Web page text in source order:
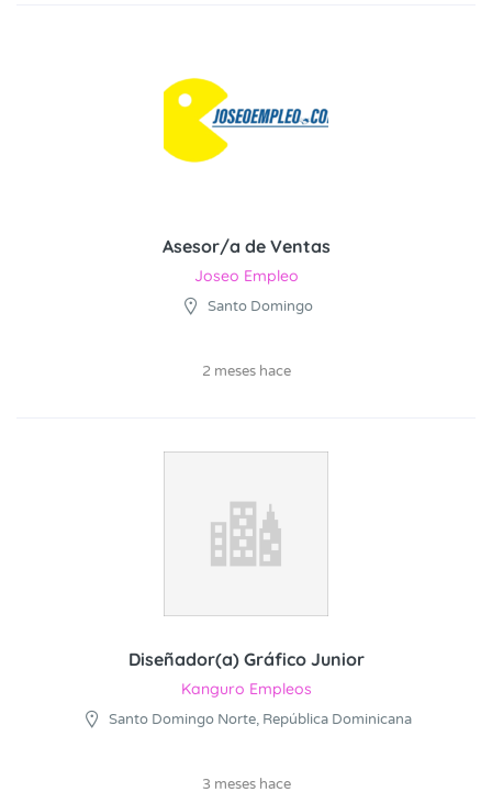
Asesor/a de Ventas
Joseo Empleo
Santo Domingo
2 meses hace
Diseñador(a) Gráfico Junior
Kanguro Empleos
Santo Domingo Norte, República Dominicana
3 meses hace